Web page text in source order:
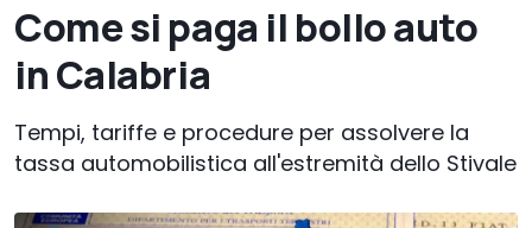
Come si paga il bollo auto
in Calabria
Tempi, tariffe e procedure per assolvere la
tassa automobilistica all'estremità dello Stivale